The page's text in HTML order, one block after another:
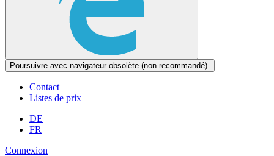
Poursuivre avec navigateur obsolète (non recommandé).
Contact
Listes de prix
DE
FR
Connexion